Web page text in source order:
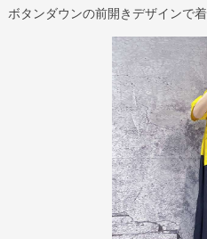
ボタンダウンの前開きデザインで